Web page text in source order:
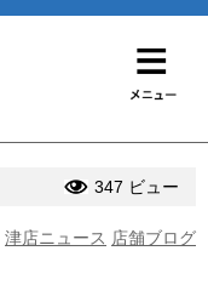
347 ビュー
津店ニュース 店舗ブログ